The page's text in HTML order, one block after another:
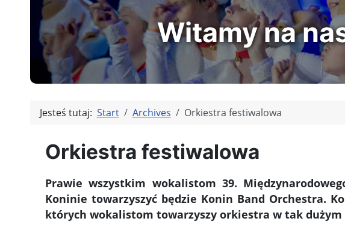
Witamy na
Jesteś tutaj: Start Archives Orkiestra festiwalowa
Orkiestra festiwalowa
Prawie wszystkim wokalistom 39.
Koninie towarzyszyć będzie Konin Band Orchestra.
których wokalistom towarzyszy orkiestra w tak dużym